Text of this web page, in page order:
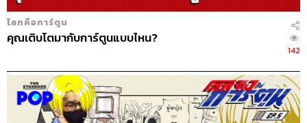
โลกคือการ์ตูน
คุณเติบโตมากับการ์ตูนแบบไหน?
142